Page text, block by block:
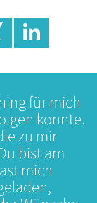
für mich
konnte.
zu mir
bist am
mich